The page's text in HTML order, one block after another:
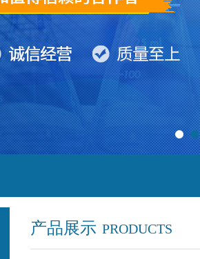
产品展示 PRODUCTS